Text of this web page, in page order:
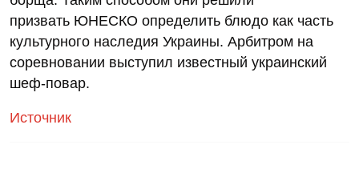
призвать ЮНЕСКО определить блюдо как часть
культурного наследия Украины. Арбитром на
соревновании выступил известный украинский
шеф-повар.
Источник